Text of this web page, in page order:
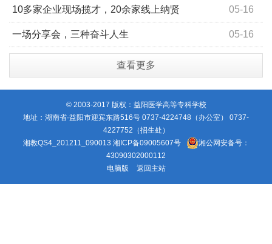
就业”专题讲座 05-16
10多家企业现场揽才，20余家线上纳贤
05-16
一场分享会，三种奋斗人生
查看更多
© 2003-2017 版权：益阳医学高等专科学校
地址：湖南省·益阳市迎宾东路516号 0737-4224748（办公室） 0737-
4227752（招生处）
湘教QS4_201211_090013 湘ICP备09005607号
湘公网安备号：
43090302000112
电脑版
返回主站